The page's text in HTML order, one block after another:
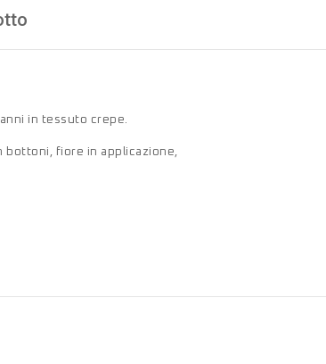
in tessuto crepe.
bottoni, fiore in applicazione,